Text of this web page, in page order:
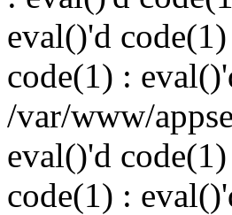
eval()'d
code(1) :
/var/www/
eval()'d
code(1) :